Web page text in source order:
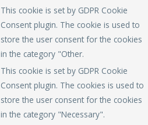
This cookie is set by GDPR Cookie
Consent plugin. The cookie is used to
store the user consent for the cookies
in the category "Other.
This cookie is set by GDPR Cookie
Consent plugin. The cookies is used to
store the user consent for the cookies
in the category "Necessary".